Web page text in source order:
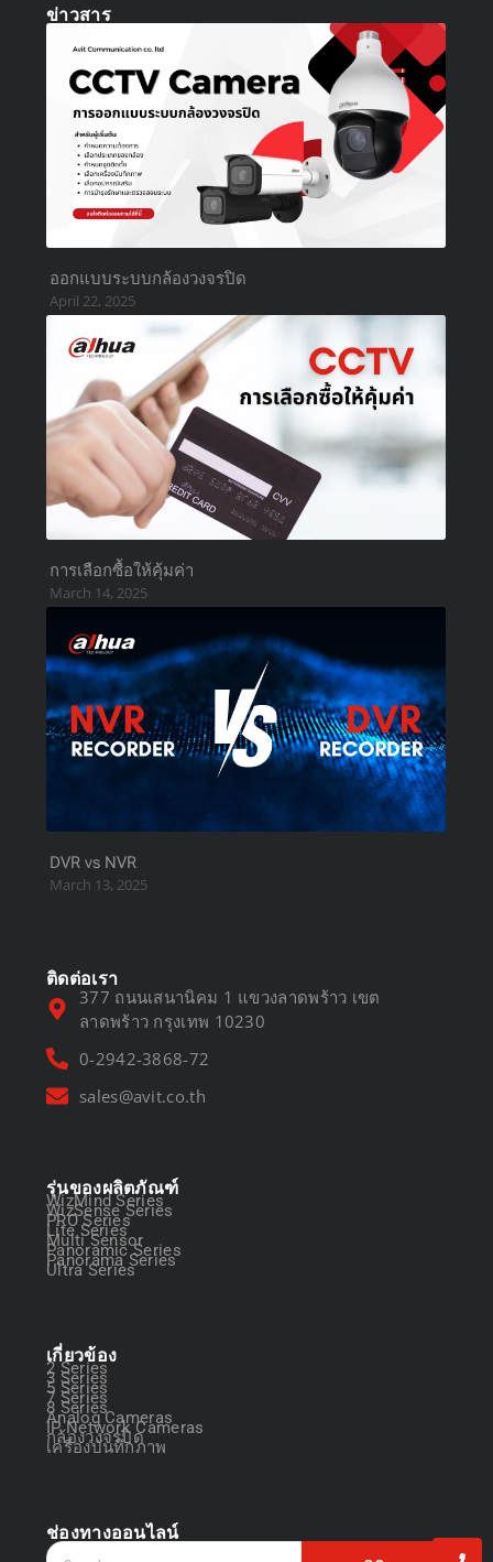
ข่าวสาร
ออกแบบระบบกล้องวงจรปิด
April 22, 2025
การเลือกซื้อให้คุ้มค่า
March 14, 2025
DVR vs NVR
March 13, 2025
ติดต่อเรา
377 ถนนเสนานิคม 1 แขวงลาดพร้าว เขต
ลาดพร้าว กรุงเทพ 10230
0-2942-3868-72
sales@avit.co.th
รุ่นของผลิตภัณฑ์
WizMind Series
WizSense Series
PRO Series
Lite Series
Multi Sensor
Panoramic Series
Panorama Series
Ultra Series
เกี่ยวข้อง
2 Series
3 Series
5 Series
7 Series
8 Series
Analog Cameras
IP Network Cameras
กล้องวงจรปิด
เครื่องบันทึกภาพ
ช่องทางออนไลน์